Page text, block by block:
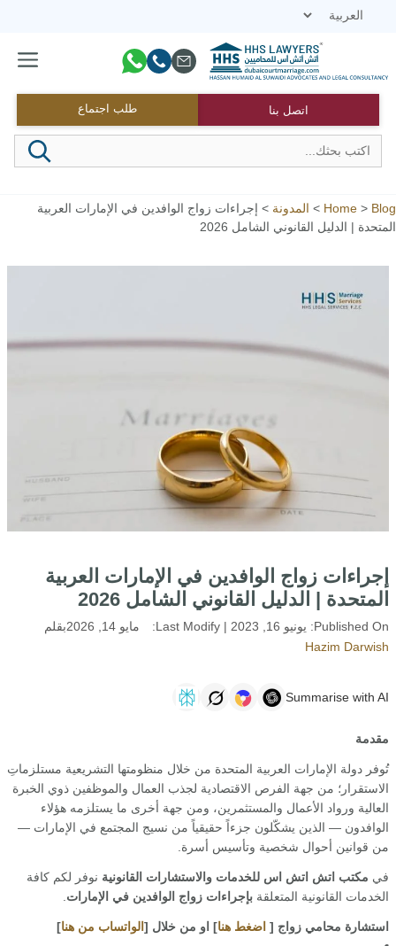
اتصل بنا طلب اجتماع
القائمة
Home > Blog
> المدونة > إجراءات زواج الوافدين في الإمارات العربية
المتحدة | الدليل القانوني الشامل 2026
إجراءات زواج الوافدين في الإمارات العربية
المتحدة | الدليل القانوني الشامل 2026
Published On: يونيو 16, 2023 | Last Modify: مايو 14, 2026
بقلم
Hazim Darwish
Summarise with AI
مقدمة
تُوفر دولة الإمارات العربية المتحدة من خلال منظومتها التشريعية مستلزماتِ
الاستقرار؛ من جهة الفرص الاقتصادية لجذب العمال والموظفين ذوي الخبرة
العالية ورواد الأعمال والمستثمرين، ومن جهة أخرى ما يستلزمه هؤلاء
الوافدون — الذين يشكّلون جزءاً حقيقياً من نسيج المجتمع في الإمارات —
من قوانين أحوال شخصية وتأسيس أسرة.
في مكتب اتش اتش اس للخدمات والاستشارات القانونية نوفر لكم كافة
الخدمات القانونية المتعلقة بإجراءات زواج الوافدين في الإمارات
استشارة محامي زواج [ اضغط هنا] او من خلال [ الواتساب من هنا]